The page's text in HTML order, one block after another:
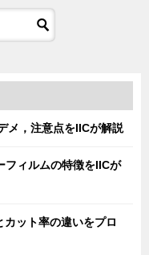
メ，注意点をIICが解説
フィルムの特徴をIICが
ット率の違いをプロ